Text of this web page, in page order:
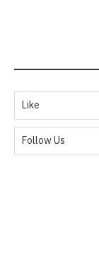
Like
Follow Us